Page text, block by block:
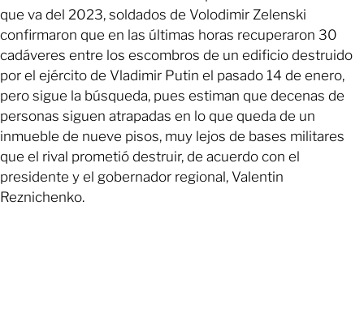
que va del 2023, soldados de Volodimir Zelenski
confirmaron que en las últimas horas recuperaron 30
cadáveres entre los escombros de un edificio destruido
por el ejército de Vladimir Putin el pasado 14 de enero,
pero sigue la búsqueda, pues estiman que decenas de
personas siguen atrapadas en lo que queda de un
inmueble de nueve pisos, muy lejos de bases militares
que el rival prometió destruir, de acuerdo con el
presidente y el gobernador regional, Valentin
Reznichenko.